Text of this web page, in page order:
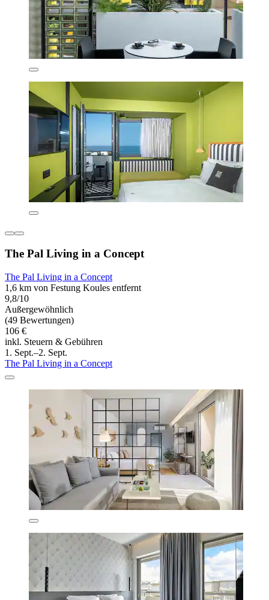
The Pal Living in a Concept
The Pal Living in a Concept
1,6 km von Festung Koules entfernt
9,8/10
Außergewöhnlich
(49 Bewertungen)
106 €
inkl. Steuern & Gebühren
1. Sept.–2. Sept.
The Pal Living in a Concept